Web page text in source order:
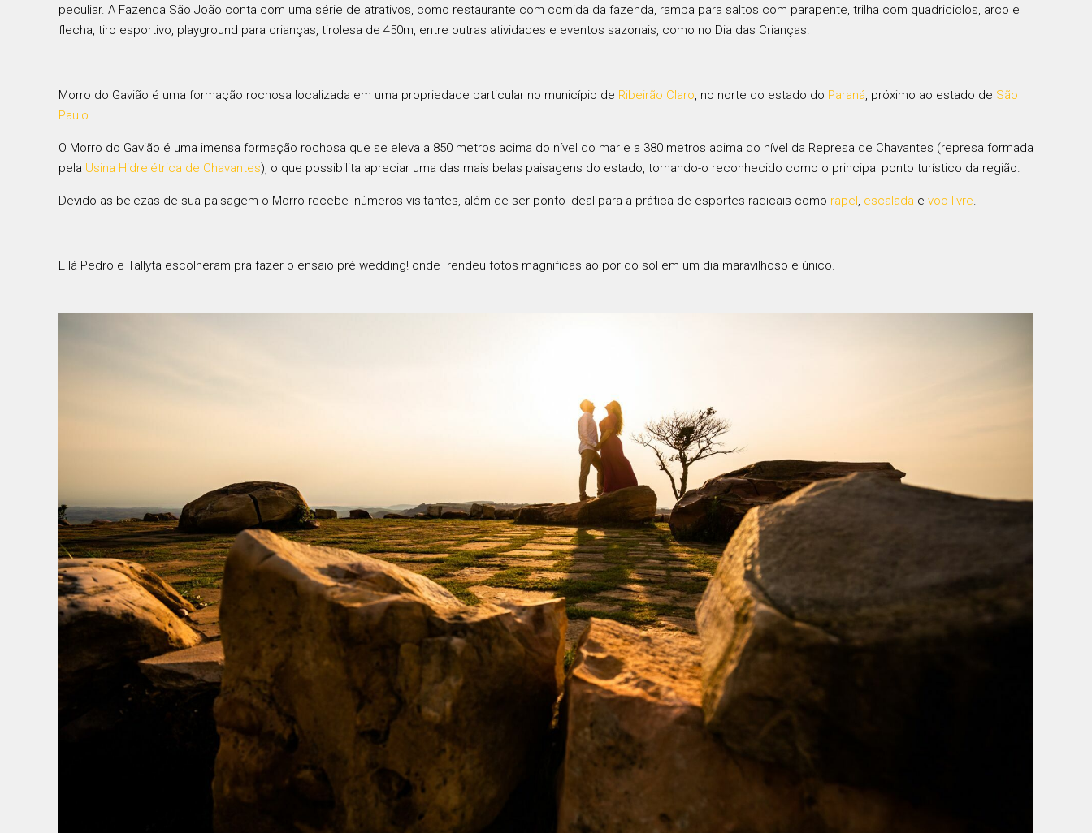
peculiar. A Fazenda São João conta com uma série de atrativos, como restaurante com comida da fazenda, rampa para saltos com parapente, trilha com quadriciclos, arco e
flecha, tiro esportivo, playground para crianças, tirolesa de 450m, entre outras atividades e eventos sazonais, como no Dia das Crianças.
Morro do Gavião é uma formação rochosa localizada em uma propriedade particular no município de Ribeirão Claro, no norte do estado do Paraná, próximo ao estado de São
Paulo.
O Morro do Gavião é uma imensa formação rochosa que se eleva a 850 metros acima do nível do mar e a 380 metros acima do nível da Represa de Chavantes (represa formada
pela Usina Hidrelétrica de Chavantes), o que possibilita apreciar uma das mais belas paisagens do estado, tornando-o reconhecido como o principal ponto turístico da região.
Devido as belezas de sua paisagem o Morro recebe inúmeros visitantes, além de ser ponto ideal para a prática de esportes radicais como rapel, escalada e voo livre.
E lá Pedro e Tallyta escolheram pra fazer o ensaio pré wedding! onde rendeu fotos magnificas ao por do sol em um dia maravilhoso e único.